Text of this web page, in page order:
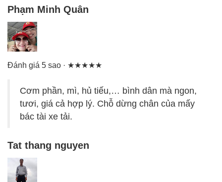
Phạm Minh Quân
Đánh giá 5 sao · ★★★★★
Cơm phần, mì, hủ tiếu,… bình dân mà ngon,
tươi, giá cả hợp lý. Chỗ dừng chân của mấy
bác tài xe tải.
Tat thang nguyen